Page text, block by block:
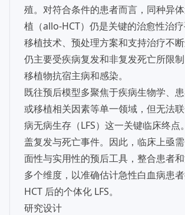
殖。对符合条件的患者而言，同种异
植（allo-HCT）仍是关键的治愈性治
移植技术、预处理方案和支持治疗不
仍主要受疾病复发和非复发死亡所限
移植物抗宿主病和感染。
既往预后模型多聚焦于疾病生物学、
或移植相关因素等单一领域，但无法
病无病生存（LFS）这一关键临床终点
盖复发与死亡事件。因此，临床上亟
面性与实用性的预后工具，整合患者
多个维度，以准确估计急性白血病患
HCT 后的个体化 LFS。
研究设计